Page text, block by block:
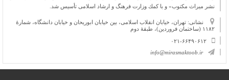
نشر میراث مكتوب» و با كمك وزارت فرهنگ و ارشاد اسلامی تأسیس شد.
نشانی: تهران، خیابان انقلاب اسلامی، بین خیابان ابوریحان و خیابان دانشگاه، شمارۀ
۱۱۸۲ (ساختمان فروردین)، طبقۀ دوم
۰۲۱-۶۶۴۹۰۶۱۲
info@mirasmaktoob.ir